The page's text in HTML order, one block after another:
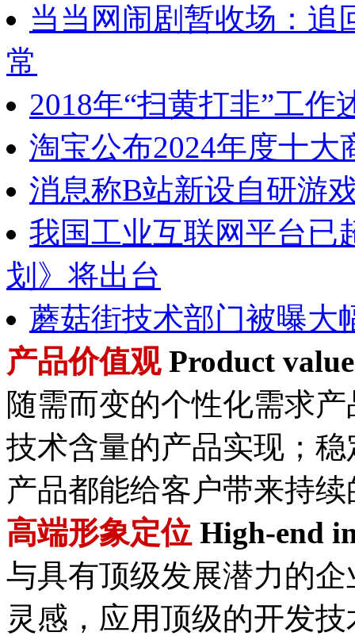
当当网闹剧暂收场：追
常
2018年“扫黄打非”工
淘宝公布2024年度十大
消息称B站新设自研游
我国工业互联网平台已
划》将出台
蘑菇街技术部门被曝大
产品价值观Product
随需而变的个性化需求
技术含量的产品实现；
产品都能给客户带来持
高端形象定位 High-end
与具有顶级发展潜力的
灵感，应用顶级的开发